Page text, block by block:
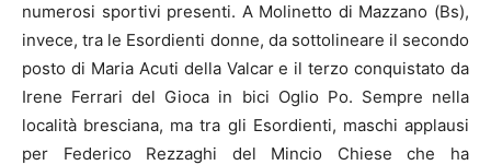
numerosi sportivi presenti. A Molinetto di Mazzano (Bs),
invece, tra le Esordienti donne, da sottolineare il secondo
posto di Maria Acuti della Valcar e il terzo conquistato da
Irene Ferrari del Gioca in bici Oglio Po. Sempre nella
località bresciana, ma tra gli Esordienti, maschi applausi
per Federico Rezzaghi del Mincio Chiese che ha